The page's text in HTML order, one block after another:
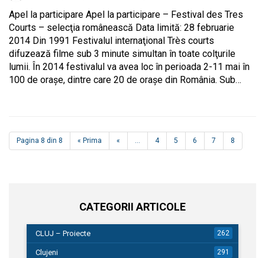
Apel la participare Apel la participare – Festival des Tres
Courts – selecţia românească Data limită: 28 februarie
2014 Din 1991 Festivalul internaţional Très courts
difuzează filme sub 3 minute simultan în toate colţurile
lumii. În 2014 festivalul va avea loc în perioada 2-11 mai în
100 de oraşe, dintre care 20 de oraşe din România. Sub…
Pagina 8 din 8 « Prima « ... 4 5 6 7 8
CATEGORII ARTICOLE
CLUJ – Proiecte 262
Clujeni 291